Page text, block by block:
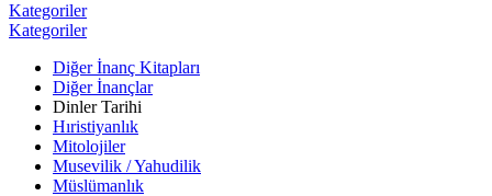
Kategoriler
Kategoriler
Diğer İnanç Kitapları
Diğer İnançlar
Dinler Tarihi
Hıristiyanlık
Mitolojiler
Musevilik / Yahudilik
Müslümanlık